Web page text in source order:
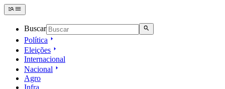
Buscar
Política
Eleições
Internacional
Nacional
Agro
Infra